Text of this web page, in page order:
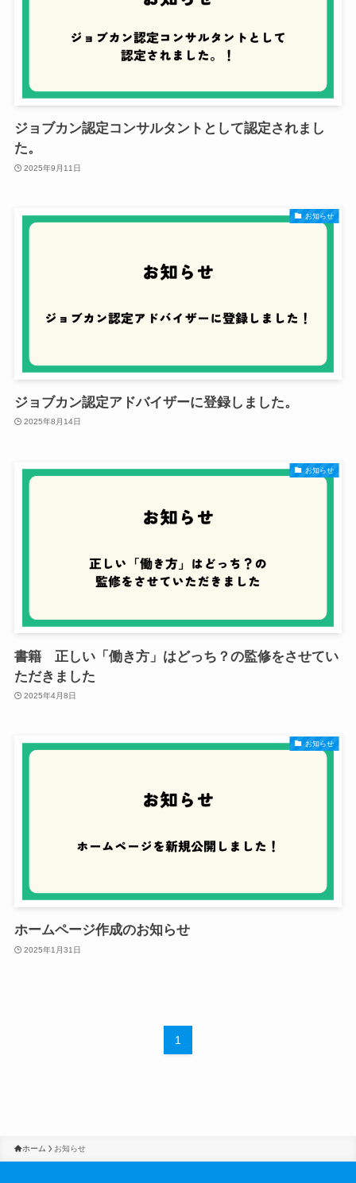
ジョブカン認定コンサルタントとして認定されまし
た。
2025年9月11日
お知らせ
ジョブカン認定アドバイザーに登録しました。
2025年8月14日
お知らせ
書籍 正しい「働き方」はどっち？の監修をさせてい
ただきました
2025年4月8日
お知らせ
ホームページ作成のお知らせ
2025年1月31日
1
ホーム お知らせ